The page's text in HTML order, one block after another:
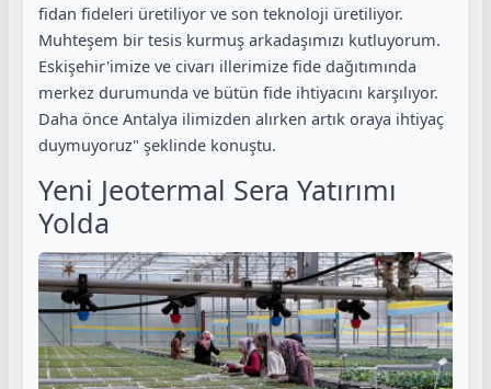
fidan fideleri üretiliyor ve son teknoloji üretiliyor.
Muhteşem bir tesis kurmuş arkadaşımızı kutluyorum.
Eskişehir'imize ve civarı illerimize fide dağıtımında
merkez durumunda ve bütün fide ihtiyacını karşılıyor.
Daha önce Antalya ilimizden alırken artık oraya ihtiyaç
duymuyoruz" şeklinde konuştu.
Yeni Jeotermal Sera Yatırımı
Yolda